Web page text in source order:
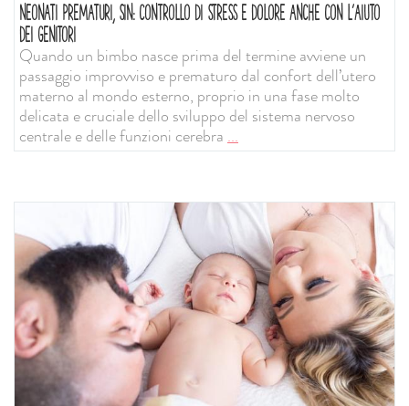
NEONATI PREMATURI, SIN: CONTROLLO DI STRESS E DOLORE ANCHE CON L'AIUTO
DEI GENITORI
Quando un bimbo nasce prima del termine avviene un
passaggio improvviso e prematuro dal confort dell’utero
materno al mondo esterno, proprio in una fase molto
delicata e cruciale dello sviluppo del sistema nervoso
centrale e delle funzioni cerebra...